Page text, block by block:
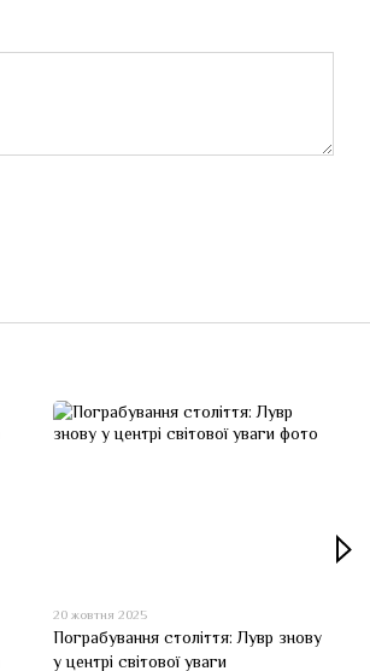
20 жовтня 2025
Пограбування століття: Лувр знову
у центрі світової уваги